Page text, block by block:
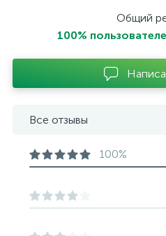
Общий
100%
Все отзывы
100%